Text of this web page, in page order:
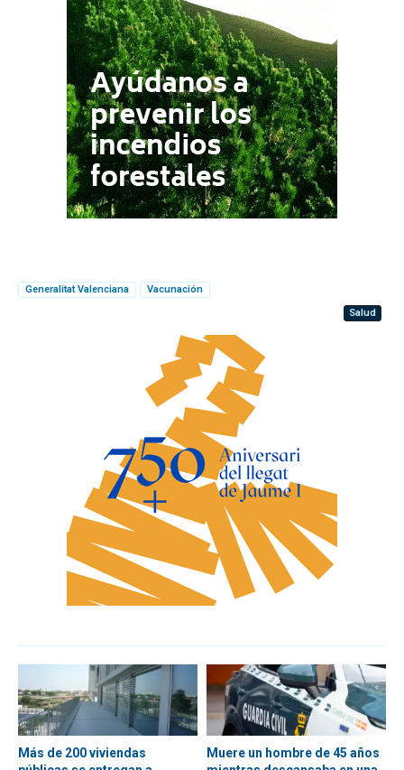
Generalitat Valenciana
Vacunación
Salud
Más de 200 viviendas
Muere un hombre de 45 años